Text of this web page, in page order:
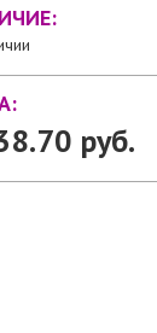
руб.